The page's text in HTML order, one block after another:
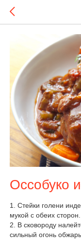
Оссобуко
1. Стейки голени
мукой с обеих сторон.
2. В сковороду
сильный огонь